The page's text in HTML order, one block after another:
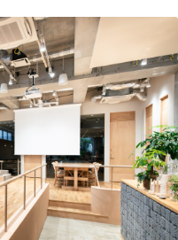
入とシステム構築